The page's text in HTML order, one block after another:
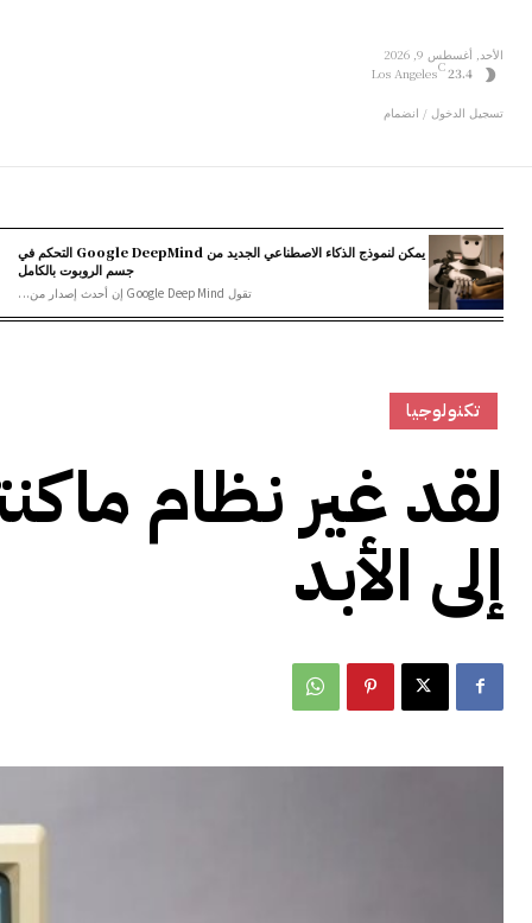
الأحد, أغسطس 9, 2026
23.4
C
Los Angeles
تسجيل الدخول / انضمام
يمكن لنموذج الذكاء الاصطناعي الجديد من Google DeepMind التحكم في
جسم الروبوت بالكامل
تقول Google DeepMind إن أحدث إصدار من...
تكنولوجيا
لقد غير نظام
إلى الأبد